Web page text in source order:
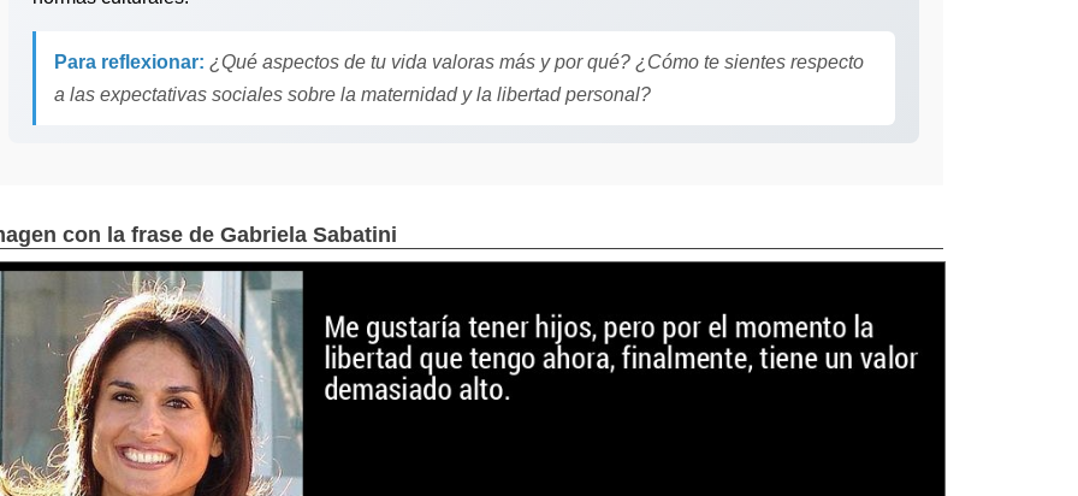
Para reflexionar: ¿Qué aspectos de tu vida valoras más y por qué? ¿Cómo te sientes respecto
a las expectativas sociales sobre la maternidad y la libertad personal?
con la frase de Gabriela Sabatini